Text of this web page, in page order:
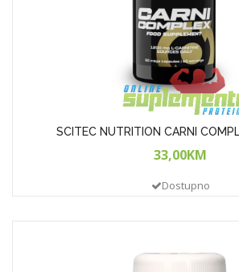
SCITEC NUTRITION CARNI
33,00KM
Dostupno